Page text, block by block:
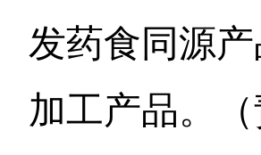
发药食同源
加工产品。